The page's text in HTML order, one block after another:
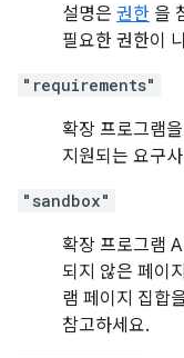
설명은 권한 을
필요한 권한이
"requirements"
확장 프로그램
지원되는 요구
"sandbox"
확장 프로그램
되지 않은 페이
램 페이지 집합
참고하세요.